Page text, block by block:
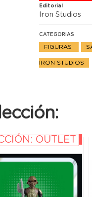
Editorial
Iron Studios
CATEGORIAS
FIGURAS
IRON STUDIOS
-10%
OUTLET